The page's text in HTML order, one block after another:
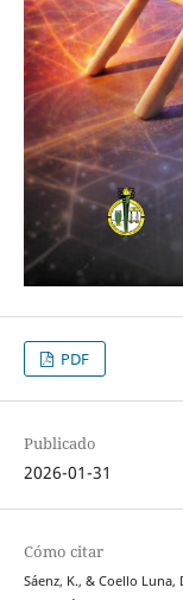
PDF
Publicado
2026-01-31
Cómo citar
Sáenz, K., & Coello